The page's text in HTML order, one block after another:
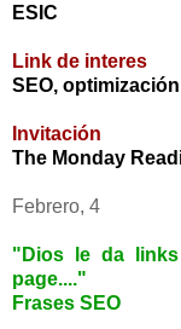
ESIC
Link de interes
SEO,
Invitación
The Monday
Febrero, 4
"Dios le da
page...."
Frases SEO